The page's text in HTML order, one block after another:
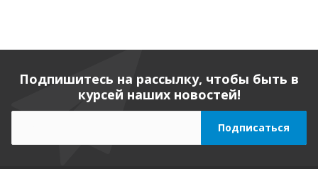
Подпишитесь на рассылку, чтобы быть в
курсей наших новостей!